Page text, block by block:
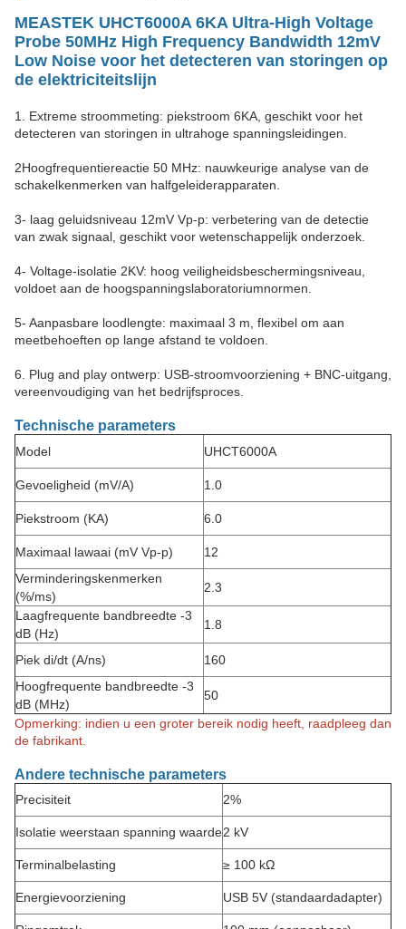
MEASTEK UHCT6000A 6KA Ultra-High Voltage
Probe 50MHz High Frequency Bandwidth 12mV
Low Noise voor het detecteren van storingen op
de elektriciteitslijn
1. Extreme stroommeting: piekstroom 6KA, geschikt voor het
detecteren van storingen in ultrahoge spanningsleidingen.
2Hoogfrequentiereactie 50 MHz: nauwkeurige analyse van de
schakelkenmerken van halfgeleiderapparaten.
3- laag geluidsniveau 12mV Vp-p: verbetering van de detectie
van zwak signaal, geschikt voor wetenschappelijk onderzoek.
4- Voltage-isolatie 2KV: hoog veiligheidsbeschermingsniveau,
voldoet aan de hoogspanningslaboratoriumnormen.
5- Aanpasbare loodlengte: maximaal 3 m, flexibel om aan
meetbehoeften op lange afstand te voldoen.
6. Plug and play ontwerp: USB-stroomvoorziening + BNC-uitgang,
vereenvoudiging van het bedrijfsproces.
Technische parameters
Model UHCT6000A
Gevoeligheid (mV/A) 1.0
Piekstroom (KA) 6.0
Maximaal lawaai (mV Vp-p)
12
Verminderingskenmerken
(%/ms)
2.3
Laagfrequente bandbreedte -3
dB (Hz)
1.8
Piek di/dt (A/ns)
160
Hoogfrequente bandbreedte -3
dB (MHz)
50
Opmerking: indien u een groter bereik nodig heeft, raadpleeg dan
de fabrikant.
Andere technische parameters
Precisiteit 2%
Isolatie weerstaan spanning waarde2 kV
Terminalbelasting ≥ 100 kΩ
Energievoorziening USB 5V (standaardadapter)